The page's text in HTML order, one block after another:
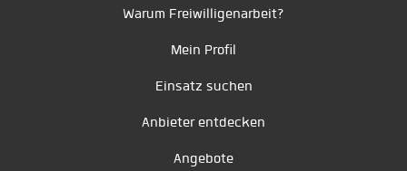
Warum Freiwilligenarbeit?
Mein Profil
Einsatz suchen
Anbieter entdecken
Angebote